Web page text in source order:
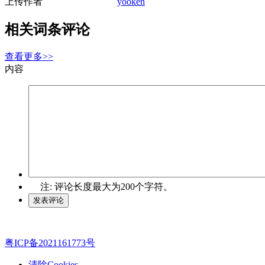
相关词条评论
查看更多>>
内容
注: 评论长度最大为200个字符。
粤ICP备2021161773号